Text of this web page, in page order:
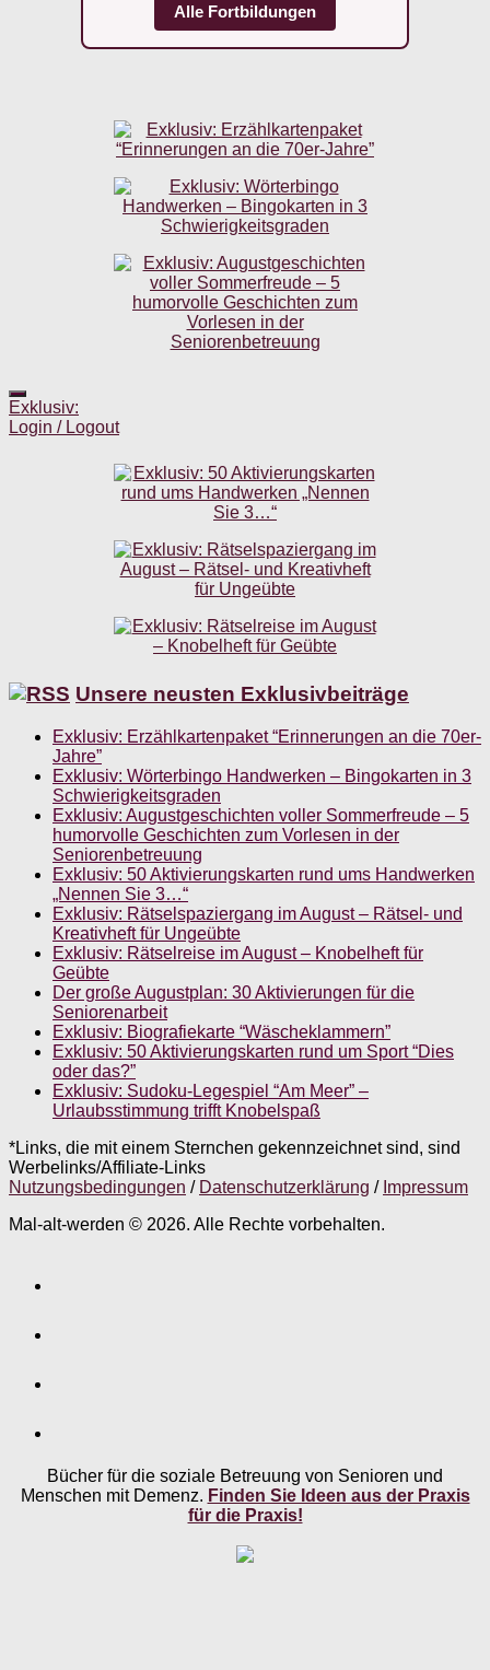
Alle Fortbildungen
Exklusiv:
Login / Logout
Unsere neusten Exklusivbeiträge
Exklusiv: Erzählkartenpaket “Erinnerungen an die 70er-
Jahre”
Exklusiv: Wörterbingo Handwerken – Bingokarten in 3
Schwierigkeitsgraden
Exklusiv: Augustgeschichten voller Sommerfreude – 5
humorvolle Geschichten zum Vorlesen in der
Seniorenbetreuung
Exklusiv: 50 Aktivierungskarten rund ums Handwerken
„Nennen Sie 3…“
Exklusiv: Rätselspaziergang im August – Rätsel- und
Kreativheft für Ungeübte
Exklusiv: Rätselreise im August – Knobelheft für
Geübte
Der große Augustplan: 30 Aktivierungen für die
Seniorenarbeit
Exklusiv: Biografiekarte “Wäscheklammern”
Exklusiv: 50 Aktivierungskarten rund um Sport “Dies
oder das?”
Exklusiv: Sudoku-Legespiel “Am Meer” –
Urlaubsstimmung trifft Knobelspaß
*Links, die mit einem Sternchen gekennzeichnet sind, sind
Werbelinks/Affiliate-Links
Nutzungsbedingungen / Datenschutzerklärung / Impressum
Mal-alt-werden © 2026. Alle Rechte vorbehalten.
Bücher für die soziale Betreuung von Senioren und
Menschen mit Demenz. Finden Sie Ideen aus der Praxis
für die Praxis!